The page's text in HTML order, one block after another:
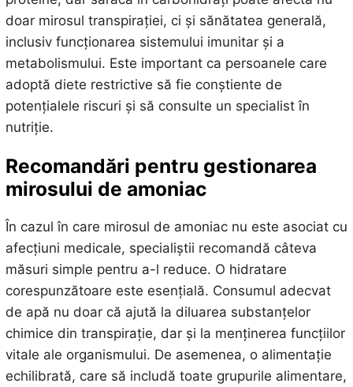
doar mirosul transpirației, ci și sănătatea generală,
inclusiv funcționarea sistemului imunitar și a
metabolismului. Este important ca persoanele care
adoptă diete restrictive să fie conștiente de
potențialele riscuri și să consulte un specialist în
nutriție.
Recomandări pentru gestionarea
mirosului de amoniac
În cazul în care mirosul de amoniac nu este asociat cu
afecțiuni medicale, specialiștii recomandă câteva
măsuri simple pentru a-l reduce. O hidratare
corespunzătoare este esențială. Consumul adecvat
de apă nu doar că ajută la diluarea substanțelor
chimice din transpirație, dar și la menținerea funcțiilor
vitale ale organismului. De asemenea, o alimentație
echilibrată, care să includă toate grupurile alimentare,